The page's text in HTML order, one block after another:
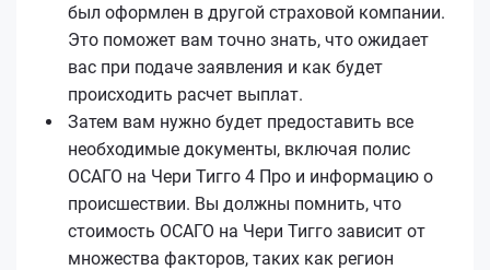
был оформлен в другой страховой компании.
Это поможет вам точно знать, что ожидает
вас при подаче заявления и как будет
происходить расчет выплат.
Затем вам нужно будет предоставить все
необходимые документы, включая полис
ОСАГО на Чери Тигго 4 Про и информацию о
происшествии. Вы должны помнить, что
стоимость ОСАГО на Чери Тигго зависит от
множества факторов, таких как регион